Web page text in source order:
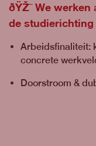
ðŸŽ¯ We werken
de studierichting
Arbeidsfinaliteit:
concrete
Doorstroom &